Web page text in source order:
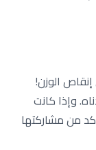
الوزن!
وإذا كانت
من مشاركتها